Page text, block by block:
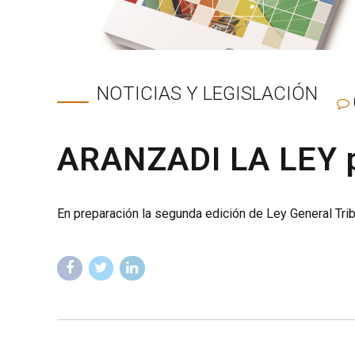
NOTICIAS Y LEGISLACIÓN
ARANZADI LA
En preparación la segunda edición de Ley General